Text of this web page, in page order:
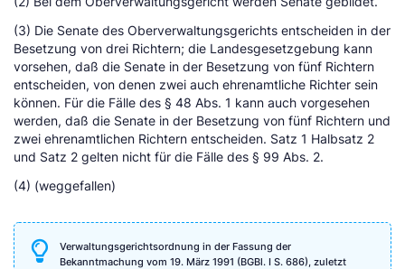
(3) Die Senate des Oberverwaltungsgerichts entscheiden in der
Besetzung von drei Richtern; die Landesgesetzgebung kann
vorsehen, daß die Senate in der Besetzung von fünf Richtern
entscheiden, von denen zwei auch ehrenamtliche Richter sein
können. Für die Fälle des § 48 Abs. 1 kann auch vorgesehen
werden, daß die Senate in der Besetzung von fünf Richtern und
zwei ehrenamtlichen Richtern entscheiden. Satz 1 Halbsatz 2
und Satz 2 gelten nicht für die Fälle des § 99 Abs. 2.
(4) (weggefallen)
Verwaltungsgerichtsordnung in der Fassung der
Bekanntmachung vom 19. März 1991 (BGBl. I S. 686), zuletzt